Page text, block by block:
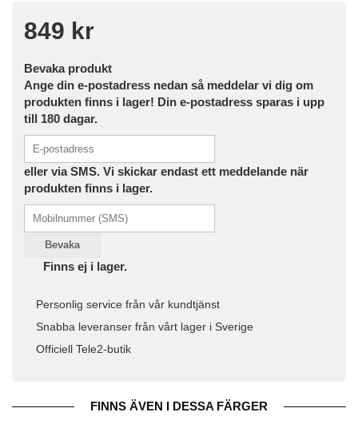
849 kr
Bevaka produkt
Ange din e-postadress nedan så meddelar vi dig om
produkten finns i lager! Din e-postadress sparas i upp
till 180 dagar.
eller via SMS. Vi skickar endast ett meddelande när
produkten finns i lager.
Bevaka
Finns ej i lager.
Personlig service från vår kundtjänst
Snabba leveranser från vårt lager i Sverige
Officiell Tele2-butik
FINNS ÄVEN I DESSA FÄRGER